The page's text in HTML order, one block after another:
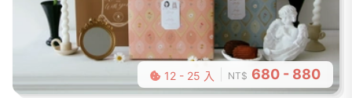
12 - 25 入 NT$ 680 - 880